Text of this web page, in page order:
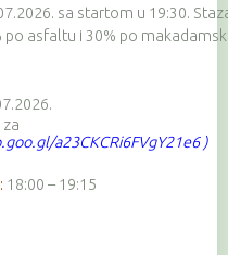
sa startom u 19:30.
po asfaltu i 30% po
a23CKCRi6FVgY21e6)
18:00 – 19:15